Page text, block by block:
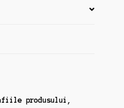
produsului,